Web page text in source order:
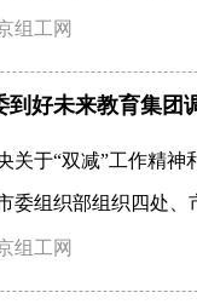
组工网
到好未来教育集团
关于“双减”工作精
委组织部组织四处
组工网